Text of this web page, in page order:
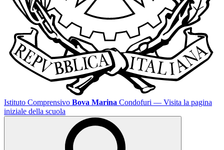
Istituto Comprensivo Bova Marina Condofuri — Visita la pagina
iniziale della scuola